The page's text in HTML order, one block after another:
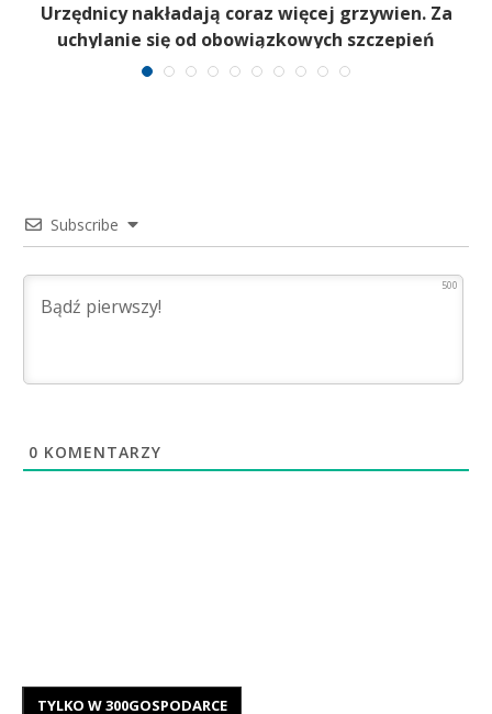
Urzędnicy nakładają coraz więcej grzywien. Za
uchylanie się od obowiązkowych szczepień
Subscribe
500
0 KOMENTARZY
TYLKO W 300GOSPODARCE